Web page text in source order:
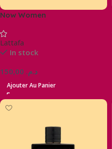
Now Women
Lattafa
In stock
د.م.
Ajouter Au Panier